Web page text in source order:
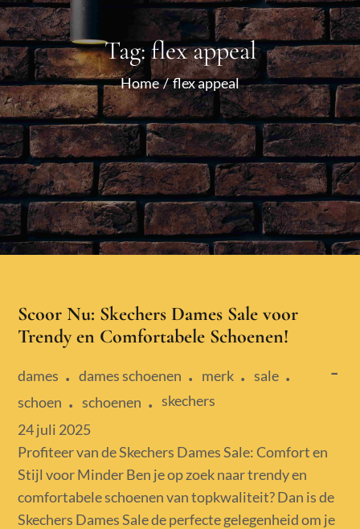
Tag:flex appeal
Home flex appeal
Scoor Nu: Skechers Dames Sale voor
Trendy en Comfortabele Schoenen!
dames dames schoenen merk
sale
schoen
schoenen
skechers
Posted
on
24 juli 2025
Profiteer van de Skechers Dames Sale: Comfort en
Stijl voor Minder Ben je op zoek naar trendy en
comfortabele schoenen van topkwaliteit? Dan is de
Skechers Dames Sale de perfecte gelegenheid om je